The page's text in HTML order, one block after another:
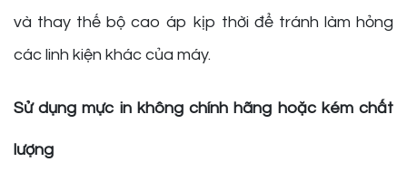
và thay thế bộ cao áp kịp thời để tránh làm hỏng
các linh kiện khác của máy.
Sử dụng mực in không chính hãng hoặc kém chất
lượng